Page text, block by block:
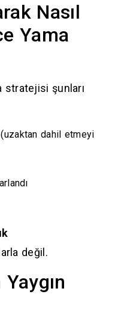
Nasıl
Yama
stratejisi şunları
(uzaktan dahil etmeyi
değil.
Yaygın